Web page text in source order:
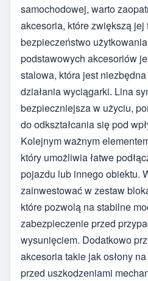
samochodowej, warto
akcesoria, które zwiększą
bezpieczeństwo
podstawowych akcesoriów
stalowa, która jest
działania wyciągarki. Lina
bezpieczniejsza w użyciu,
do odkształcania się pod
Kolejnym ważnym
który umożliwia łatwe
pojazdu lub innego obiektu.
zainwestować w zestaw
które pozwolą na stabilne
zabezpieczenie przed
wysunięciem. Dodatkowo
akcesoria takie jak osłony
przed uszkodzeniami